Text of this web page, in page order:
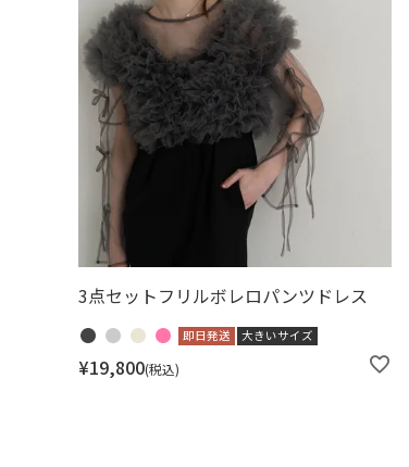
商品タグ
SALE
送料無料
カテゴリ
パンツドレス
デイリーウェア
浴衣
3点セットフリルボレロパンツドレス
即日発送 大きいサイズ
¥19,800 税込